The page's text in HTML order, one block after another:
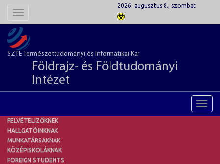
Toggle
2026. augusztus 8., szombat
SZTE Természettudományi és Informatikai Kar
Földrajz- és Földtudományi
Intézet
FELVÉTELIZŐKNEK
HALLGATÓINKNAK
MUNKATÁRSAKNAK
KÖZÉPISKOLÁKNAK
FOREIGN STUDENTS